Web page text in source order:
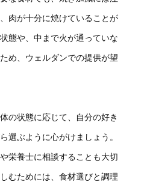
肉が十分に焼けていることが
態や、中まで火が通っていな
め、ウェルダンでの提供が望
の状態に応じて、自分の好き
選ぶように心がけましょう。
栄養士に相談することも大切
むためには、食材選びと調理